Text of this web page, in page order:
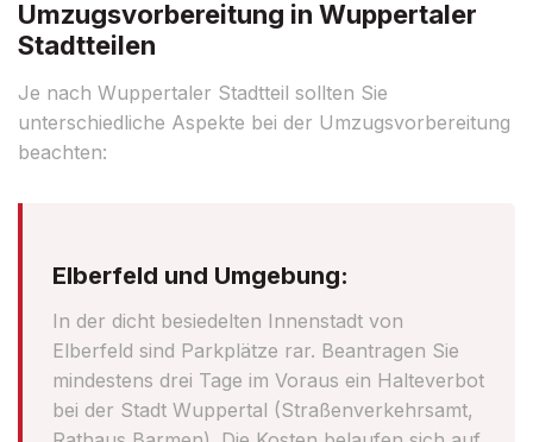
Umzugsvorbereitung in Wuppertaler
Stadtteilen
Je nach Wuppertaler Stadtteil sollten Sie
unterschiedliche Aspekte bei der Umzugsvorbereitung
beachten:
Elberfeld und Umgebung:
In der dicht besiedelten Innenstadt von
Elberfeld sind Parkplätze rar. Beantragen Sie
mindestens drei Tage im Voraus ein Halteverbot
bei der Stadt Wuppertal (Straßenverkehrsamt,